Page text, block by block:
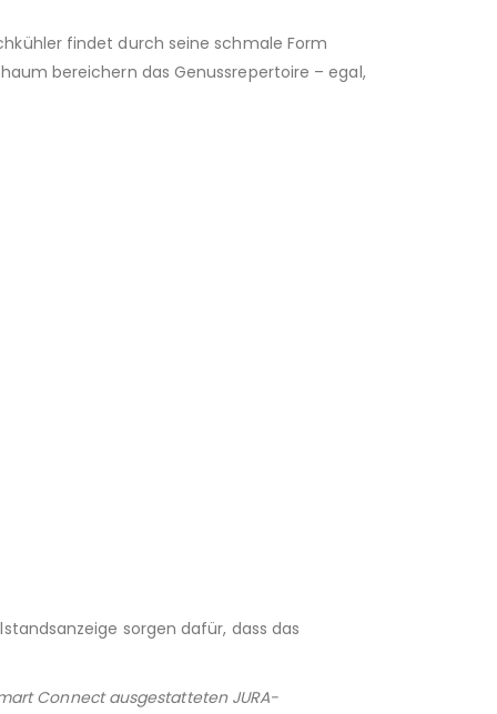
findet durch seine schmale Form
bereichern das Genussrepertoire – egal,
sorgen dafür, dass das
Connect ausgestatteten JURA-